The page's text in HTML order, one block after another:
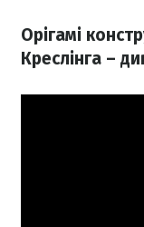
Орігамі
Креслінга –